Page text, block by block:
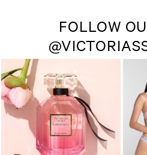
FOLLOW